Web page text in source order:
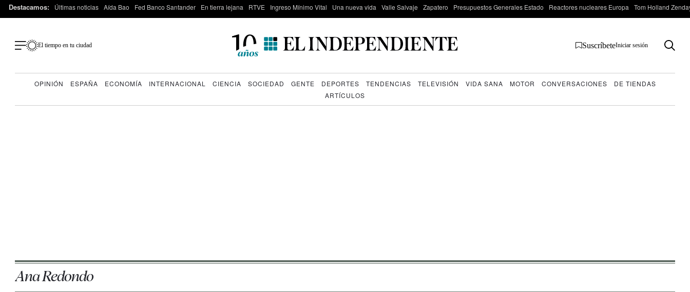
Destacamos: Últimas noticias Aída Bao Fed Banco Santander En tierra lejana RTVE Ingreso Mínimo Vital Una nueva vida Valle Salvaje Zapatero Presupuestos Generales Estado Reactores nucleares Europa Tom Holland
El tiempo en tu ciudad SuscríbeteIniciar sesión
OPINIÓN ESPAÑA ECONOMÍA INTERNACIONAL CIENCIA SOCIEDAD GENTE DEPORTES TENDENCIAS TELEVISIÓN VIDA SANA MOTOR CONVERSACIONES
DE TIENDAS
ARTÍCULOS
Ana Redondo